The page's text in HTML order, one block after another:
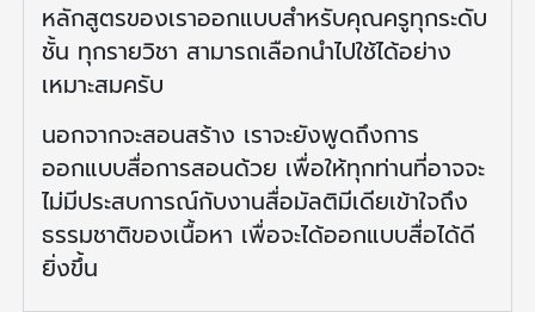
หลักสูตรของเราออกแบบสำหรับคุณครูทุกระดับ
ชั้น ทุกรายวิชา สามารถเลือกนำไปใช้ได้อย่าง
เหมาะสมครับ
นอกจากจะสอนสร้าง เราจะยังพูดถึงการ
ออกแบบสื่อการสอนด้วย เพื่อให้ทุกท่านที่อาจจะ
ไม่มีประสบการณ์กับงานสื่อมัลติมีเดียเข้าใจถึง
ธรรมชาติของเนื้อหา เพื่อจะได้ออกแบบสื่อได้ดี
ยิ่งขึ้น